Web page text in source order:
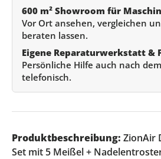
600 m² Showroom für
Vor Ort ansehen, vergleichen
beraten lassen.
Eigene Reparaturwerkstatt &
Persönliche Hilfe auch nach
telefonisch.
Produktbeschreibung: ZionAir
Set mit 5 Meißel +